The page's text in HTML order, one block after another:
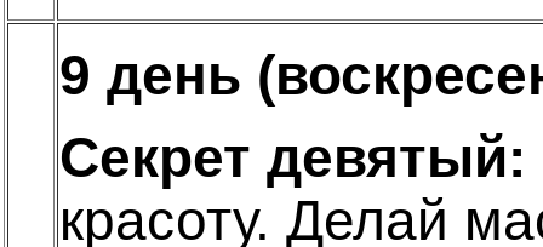
9 день
Секрет девятый:
красоту. Делай